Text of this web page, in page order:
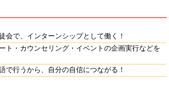
会で、インターンシップとして働く！
ト・カウンセリング・イベントの企画実行などを
で行うから、自分の自信につながる！